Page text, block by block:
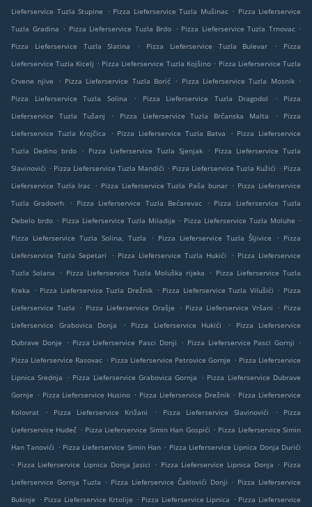
Lieferservice Tuzla Stupine
. Pizza Lieferservice Tuzla Mušinac . Pizza Lieferservice
Tuzla Gradina . Pizza Lieferservice Tuzla Brdo . Pizza Lieferservice Tuzla Trnovac .
Pizza Lieferservice Tuzla Slatina
. Pizza Lieferservice Tuzla Bulevar .
Pizza
Lieferservice Tuzla Kicelj . Pizza Lieferservice Tuzla Kojšino . Pizza Lieferservice Tuzla
Crvene njive
. Pizza Lieferservice Tuzla Borić . Pizza Lieferservice Tuzla Mosnik .
Pizza Lieferservice Tuzla Solina
. Pizza Lieferservice Tuzla Dragodol .
Pizza
Lieferservice Tuzla Tušanj
. Pizza Lieferservice Tuzla Brčanska Malta .
Pizza
Lieferservice Tuzla Krojčica
. Pizza Lieferservice Tuzla Batva . Pizza Lieferservice
Tuzla Dedino brdo
. Pizza Lieferservice Tuzla Sjenjak . Pizza Lieferservice Tuzla
Slavinovići . Pizza Lieferservice Tuzla Mandići . Pizza Lieferservice Tuzla Kužići . Pizza
Lieferservice Tuzla Irac . Pizza Lieferservice Tuzla Paša bunar . Pizza Lieferservice
Tuzla Gradovrh
. Pizza Lieferservice Tuzla Bećarevac . Pizza Lieferservice Tuzla
Debelo brdo . Pizza Lieferservice Tuzla Miladije . Pizza Lieferservice Tuzla Moluhe .
Pizza Lieferservice Tuzla Solina, Tuzla
. Pizza Lieferservice Tuzla Šljivice . Pizza
Lieferservice Tuzla Sepetari
. Pizza Lieferservice Tuzla Hukići . Pizza Lieferservice
Tuzla Solana
. Pizza Lieferservice Tuzla Moluška rijeka . Pizza Lieferservice Tuzla
Kreka
. Pizza Lieferservice Tuzla Drežnik . Pizza Lieferservice Tuzla Vilušići . Pizza
Lieferservice Tuzla
. Pizza Lieferservice Orašje . Pizza Lieferservice Vršani . Pizza
Lieferservice Grabovica Donja
. Pizza Lieferservice Hukići .
Pizza Lieferservice
Dubrave Donje
. Pizza Lieferservice Pasci Donji . Pizza Lieferservice Pasci Gornji
.
Pizza Lieferservice Rasovac . Pizza Lieferservice Petrovice Gornje . Pizza Lieferservice
Lipnica Srednja
. Pizza Lieferservice Grabovica Gornja . Pizza Lieferservice Dubrave
Gornje . Pizza Lieferservice Husino . Pizza Lieferservice Drežnik . Pizza Lieferservice
Kolovrat
. Pizza Lieferservice Križani . Pizza Lieferservice Slavinovići .
Pizza
Lieferservice Hudeč . Pizza Lieferservice Simin Han Gospići . Pizza Lieferservice Simin
Han Tanovići . Pizza Lieferservice Simin Han . Pizza Lieferservice Lipnica Donja Durići
. Pizza Lieferservice Lipnica Donja Jasici . Pizza Lieferservice Lipnica Donja . Pizza
Lieferservice Gornja Tuzla . Pizza Lieferservice Čaklovići Donji . Pizza Lieferservice
Bukinje . Pizza Lieferservice Krtolije . Pizza Lieferservice Lipnica . Pizza Lieferservice